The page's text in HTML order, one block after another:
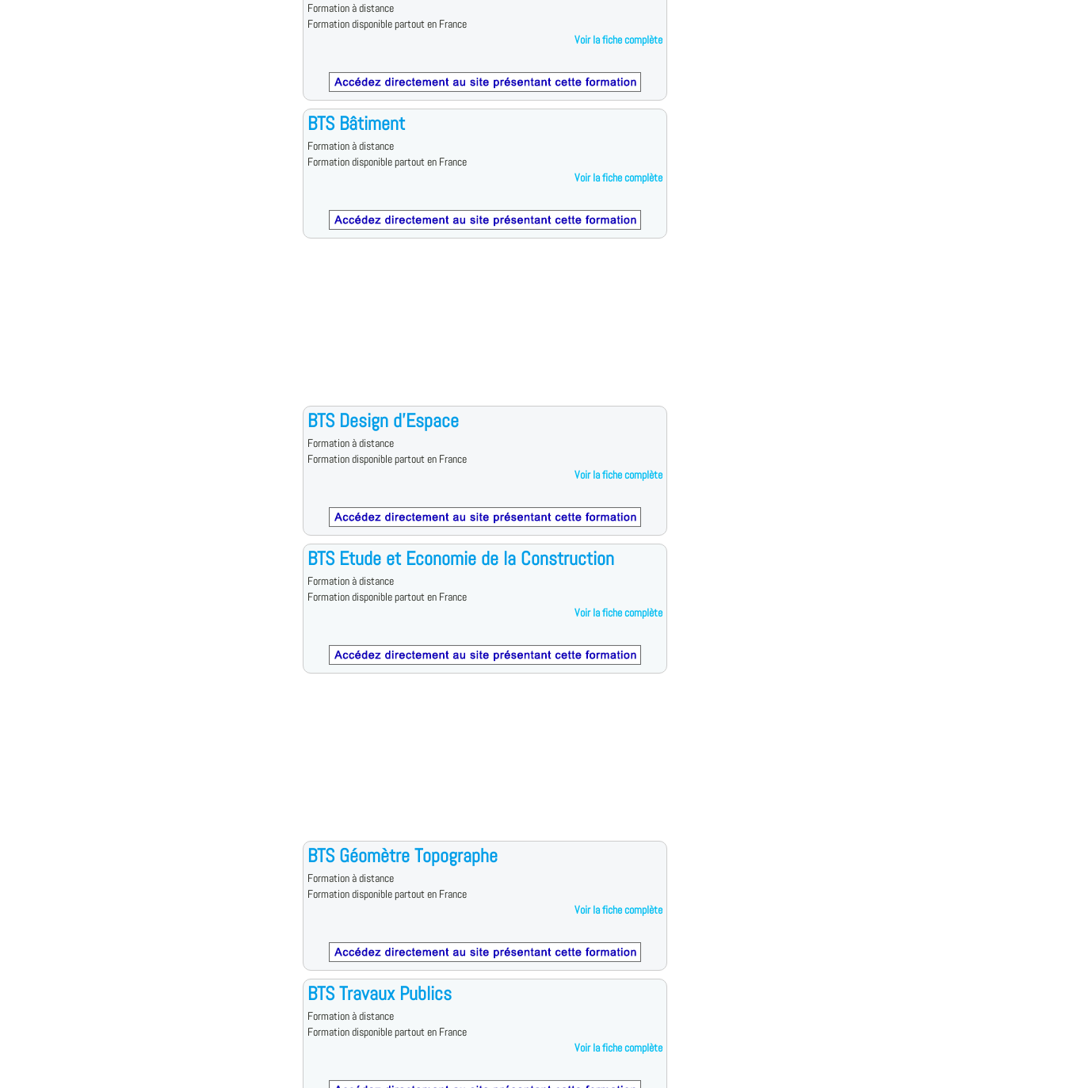
Formation à distance
Formation disponible partout en France
Voir la fiche complète
BTS Bâtiment
Formation à distance
Formation disponible partout en France
Voir la fiche complète
BTS Design d'Espace
Formation à distance
Formation disponible partout en France
Voir la fiche complète
BTS Etude et Economie de la Construction
Formation à distance
Formation disponible partout en France
Voir la fiche complète
BTS Géomètre Topographe
Formation à distance
Formation disponible partout en France
Voir la fiche complète
BTS Travaux Publics
Formation à distance
Formation disponible partout en France
Voir la fiche complète